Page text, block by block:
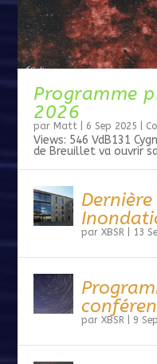
Programme
2026
par Matt 6 Sep 2025
Views: 546 VdB131
de Breuillet va ouvrir
parXBSR 13
parXBSR 9